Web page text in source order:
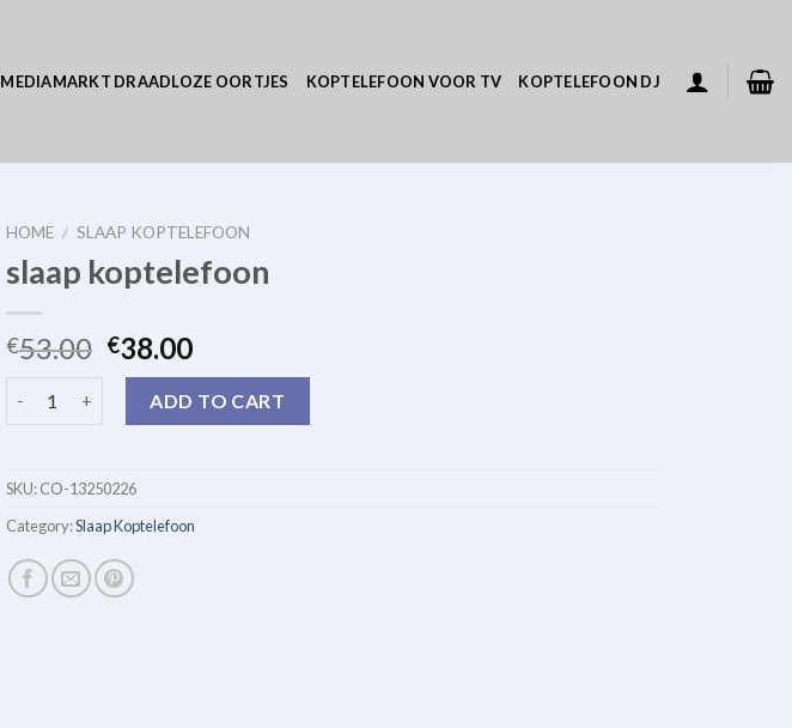
MEDIAMARKT DRAADLOZE OORTJES KOPTELEFOON VOOR TV KOPTELEFOON DJ
HOME / SLAAP KOPTELEFOON
slaap koptelefoon
€53.00 €38.00
ADD TO CART
SKU:CO-13250226
Category:Slaap Koptelefoon